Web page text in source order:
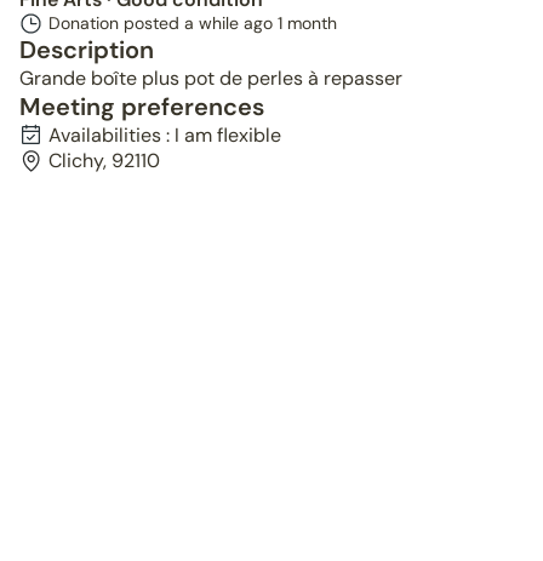
Donation posted a while ago 1 month
Description
Grande boîte plus pot de perles à repasser
Meeting preferences
Availabilities : I am flexible
Clichy, 92110